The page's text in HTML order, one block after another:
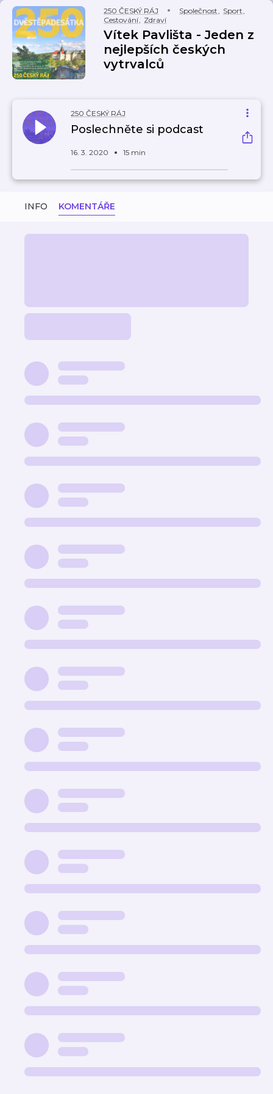
250 ČESKÝ RÁJ Společnost, Sport,
Cestování, Zdraví
Vítek Pavlišta - Jeden z
nejlepších českých
vytrvalců
250 ČESKÝ RÁJ
Poslechněte si podcast
16. 3. 2020 15 min
INFO KOMENTÁŘE